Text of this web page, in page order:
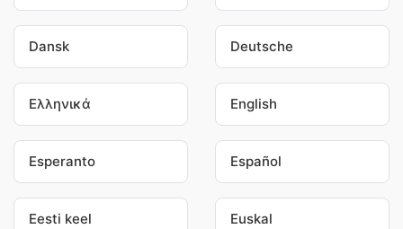
Dansk Deutsche
Ελληνικά English
Esperanto Español
Eesti keel Euskal